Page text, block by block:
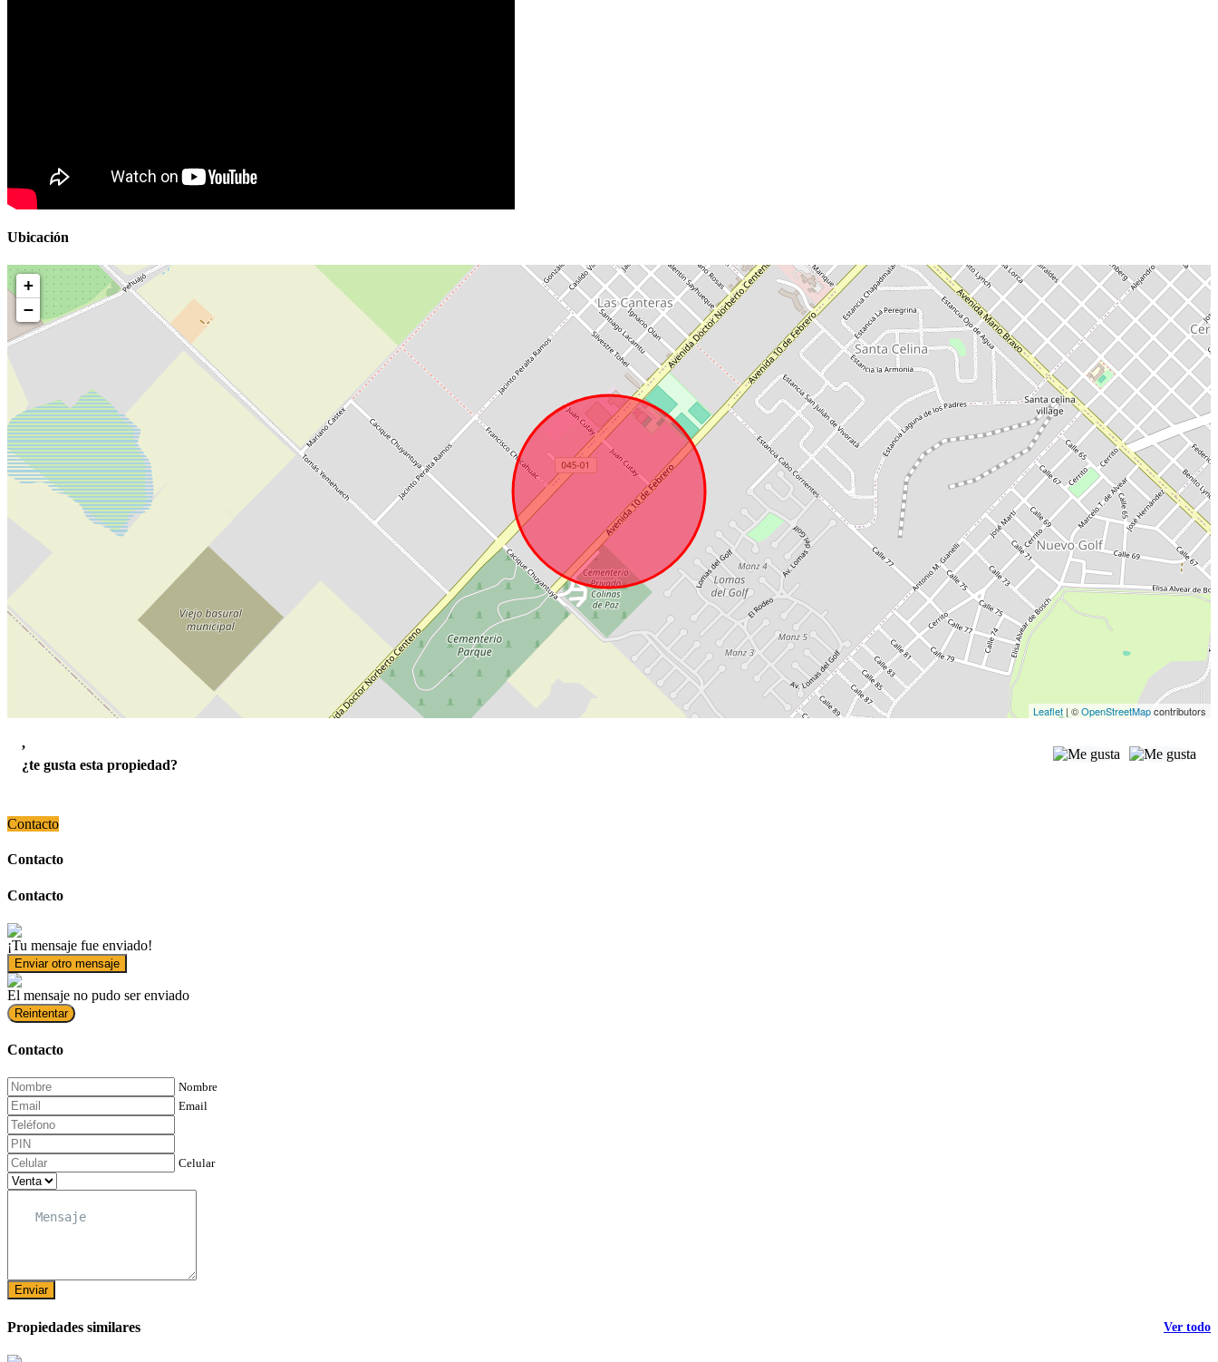
Ubicación
+
−
Leaflet | ©OpenStreetMapcontributors
,
¿te gusta esta propiedad?
Contacto
Contacto
Contacto
¡Tu mensaje fue enviado!
Enviar otro mensaje
El mensaje no pudo ser enviado
Reintentar
Contacto
Nombre
Email
Celular
Enviar
Propiedades similares Ver todo